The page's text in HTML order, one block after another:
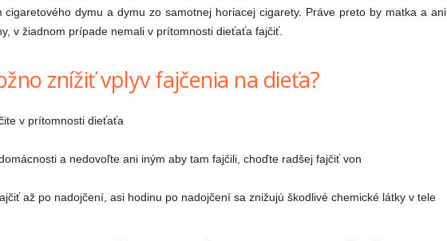
cigaretového dymu a dymu zo samotnej horiacej cigarety. Práve preto by matka a ani
v žiadnom prípade nemali v prítomnosti dieťaťa fajčiť.
znížiť vplyv fajčenia na dieťa?
v prítomnosti dieťaťa
a nedovoľte ani iným aby tam fajčili, choďte radšej fajčiť von
až po nadojčení, asi hodinu po nadojčení sa znižujú škodlivé chemické látky v tele